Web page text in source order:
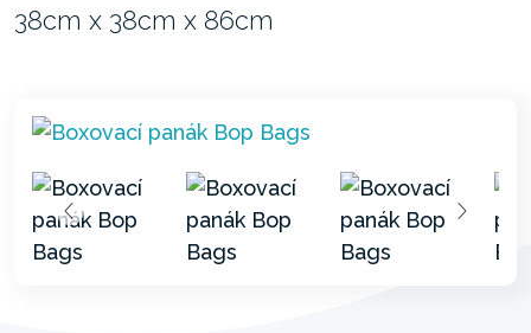
38cm x 38cm x 86cm